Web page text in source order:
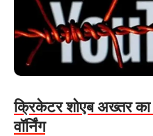
क्रिकेटर शोएब अख्तर का
वॉर्निंग